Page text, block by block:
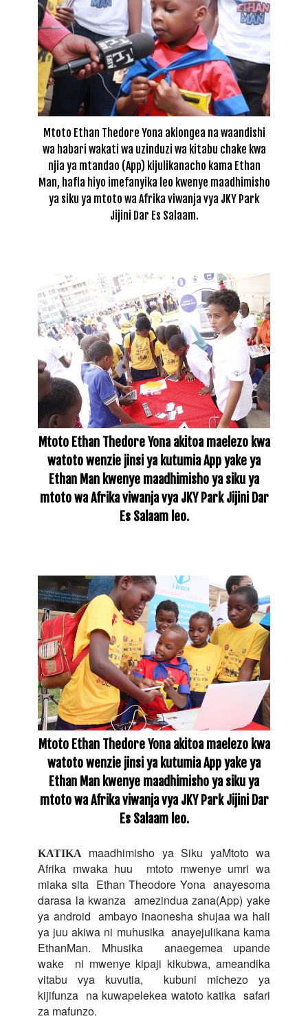
Mtoto Ethan Thedore Yona akiongea na waandishi
wa habari wakati wa uzinduzi wa kitabu chake kwa
njia ya mtandao (App) kijulikanacho kama Ethan
Man, hafla hiyo imefanyika leo kwenye maadhimisho
ya siku ya mtoto wa Afrika viwanja vya JKY Park
Jijini Dar Es Salaam.
Mtoto Ethan Thedore Yona akitoa maelezo kwa
watoto wenzie jinsi ya kutumia App yake ya
Ethan Man kwenye maadhimisho ya siku ya
mtoto wa Afrika viwanja vya JKY Park Jijini Dar
Es Salaam leo.
Mtoto Ethan Thedore Yona akitoa maelezo kwa
watoto wenzie jinsi ya kutumia App yake ya
Ethan Man kwenye maadhimisho ya siku ya
mtoto wa Afrika viwanja vya JKY Park Jijini Dar
Es Salaam leo.
KATIKA
maadhimisho ya Siku yaMtoto wa
Afrika mwaka huu
mtoto mwenye umri wa
miaka sita Ethan Theodore Yona anayesoma
darasa la kwanza amezindua zana(App) yake
ya android ambayo inaonesha shujaa wa hali
ya juu akiwa ni muhusika anayejulikana kama
EthanMan. Mhusika
anaegemea upande
wake
ni mwenye kipaji kikubwa, ameandika
vitabu vya kuvutia,
kubuni michezo ya
kijifunza na kuwapelekea watoto katika safari
za mafunzo.